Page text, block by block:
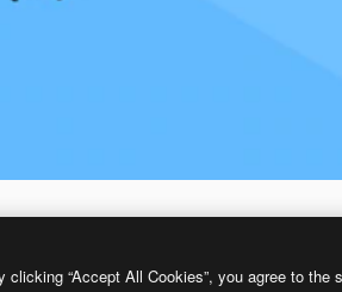
clicking “Accept All Cookies”, you agree to